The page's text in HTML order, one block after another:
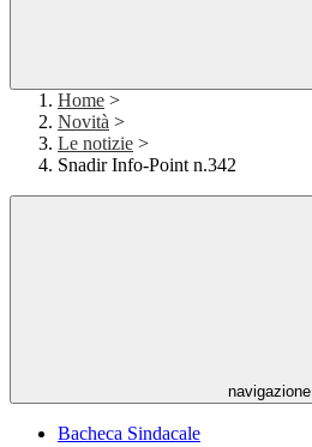
Home >
Novità >
Le notizie >
Snadir Info-Point n.342
navigazione
Bacheca Sindacale